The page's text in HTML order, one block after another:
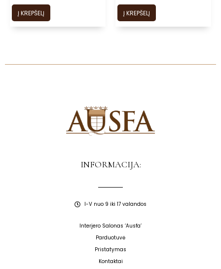
Į KREPŠELĮ Į KREPŠELĮ
INFORMACIJA:
I-V nuo 9 iki 17 valandos
Interjero Salonas ‘Ausfa’
Parduotuvė
Pristatymas
Kontaktai